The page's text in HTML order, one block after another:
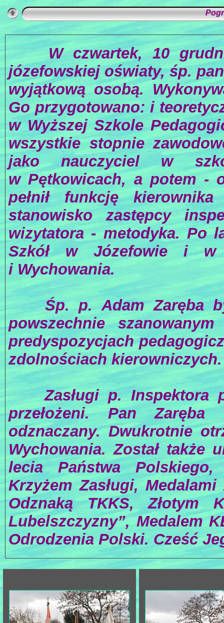
W czwartek, 10 grudnia
józefowskiej oświaty, śp.
wyjątkową osobą.
Go przygotowano: i
w Wyższej Szkole
wszystkie stopnie
jako nauczyciel w
w Pętkowicach, a potem -
pełnił funkcję
stanowisko zastępcy
wizytatora - metodyka. Po
Szkół w Józefowie i w
i Wychowania.
Śp. p. Adam Zaręba
powszechnie
predyspozycjach
zdolnościach kierowniczych.
Zasługi p. Inspektora
przełożeni. Pan
odznaczany. Dwukrotnie
Wychowania. Został także
lecia Państwa Polskiego,
Krzyżem Zasługi,
Odznaką TKKS, Złotym
Lubelszczyzny”, Medalem
Odrodzenia Polski. Cześć